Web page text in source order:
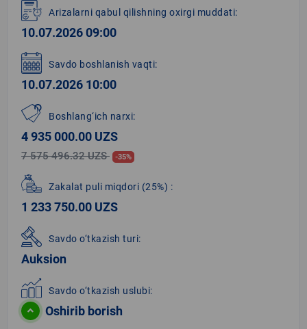
1
of
2
Arizalarni qabul qilishning oxirgi muddati:
10.07.2026 09:00
Savdo boshlanish vaqti:
10.07.2026 10:00
Boshlang‘ich narxi:
4 935 000.00 UZS
7 575 496.32 UZS -35%
Zakalat puli miqdori (25%) :
1 233 750.00 UZS
Savdo o‘tkazish turi:
Auksion
Savdo o‘tkazish uslubi:
Oshirib borish